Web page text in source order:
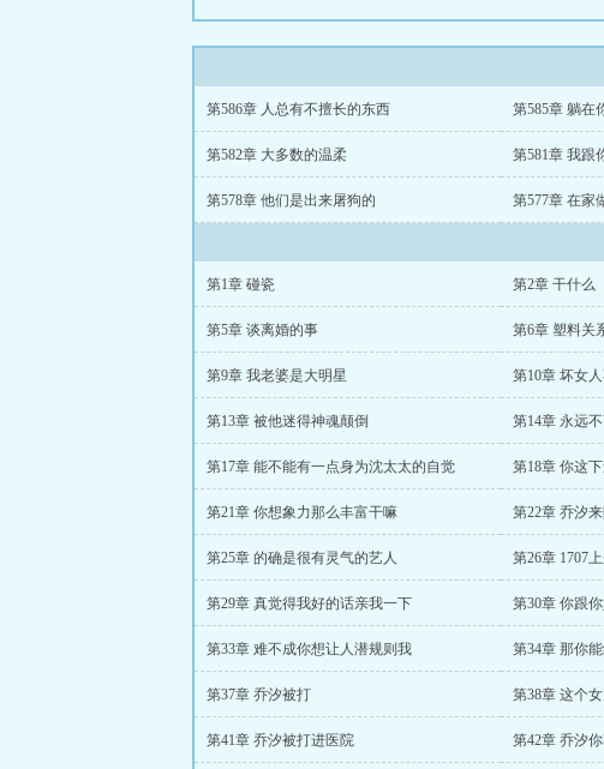
第586章 人总有不擅长的东西 第585章 躺在
第582章 大多数的温柔 第581章 我跟
第578章 他们是出来屠狗的 第577章 在家
第1章 碰瓷 第2章 干什么
第5章 谈离婚的事 第6章 塑料关
第9章 我老婆是大明星 第10章 坏女
第13章 被他迷得神魂颠倒 第14章 永远
第17章 能不能有一点身为沈太太的自觉 第18章 你这
第21章 你想象力那么丰富干嘛 第22章 乔汐
第25章 的确是很有灵气的艺人 第26章 1707
第29章 真觉得我好的话亲我一下 第30章 你跟
第33章 难不成你想让人潜规则我 第34章 那你
第37章 乔汐被打 第38章 这个
第41章 乔汐被打进医院 第42章 乔汐